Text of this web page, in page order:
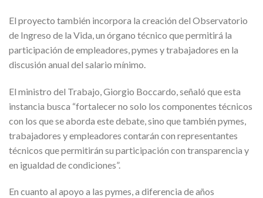
El proyecto también incorpora la creación del Observatorio
de Ingreso de la Vida, un órgano técnico que permitirá la
participación de empleadores, pymes y trabajadores en la
discusión anual del salario mínimo.
El ministro del Trabajo, Giorgio Boccardo, señaló que esta
instancia busca “fortalecer no solo los componentes técnicos
con los que se aborda este debate, sino que también pymes,
trabajadores y empleadores contarán con representantes
técnicos que permitirán su participación con transparencia y
en igualdad de condiciones”.
En cuanto al apoyo a las pymes, a diferencia de años